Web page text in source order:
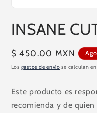
multimedia
1
una
ventana
modal
INSANE
Precio
habitual
$ 450.00 MXN
Los gastos de envío se calculan
Este producto es
recomienda y de quien